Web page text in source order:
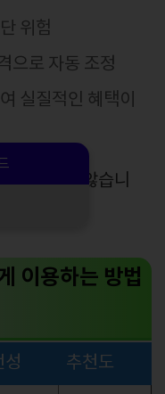
위험
으로 자동 조정
실질적인 혜택이
추천하지 않습니
요.
이용하는 방법
성 추천도